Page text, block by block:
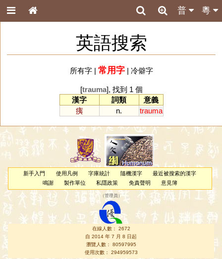
粵
普
英語搜索
所有字| 常用字| 冷僻字
[trauma], 找到 1 個
漢字
詞類
意義
痍
n. trauma
新手入門 使用凡例 字庫統計 隨機漢字
最近被搜索的漢字
鳴謝
製作單位 私隱政策 免責聲明 意見簿
（管理員 ）
在線人數： 2672
自 2014 年 7 月 8 日起
瀏覽人數： 80597995
使用次數： 294959573